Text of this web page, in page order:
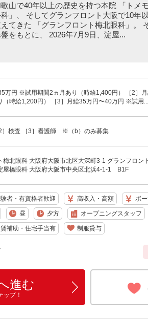
山で40年以上の歴史を持つ本院 「トメ
」、 そしてグランフロント大阪で10年
てきた 「グランフロント梅北眼科」。
をもとに、 2026年7月9日、淀屋...
万円 ※試用期間2ヵ月あり（時給1,400円） ［2］
時給1,200円） ［3］月給35万円〜40万円 ※試用...
2］検査 ［3］看護師 ※（b）のみ募集
梅北眼科 大阪府大阪市北区大深町3-1 グランフロ
屋橋眼科 大阪府大阪市中央区北浜4-1-1 B1F
者・有資格者歓迎 高収入・高額 ボ
昼 夕方 オープニングスタッフ
補助・住宅手当有 制服貸与
進む
ップ！